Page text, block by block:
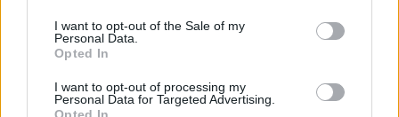
I want to opt-out of the Sale of my
Personal Data.
Opted In
I want to opt-out of processing my
Personal Data for Targeted Advertising.
Opted In